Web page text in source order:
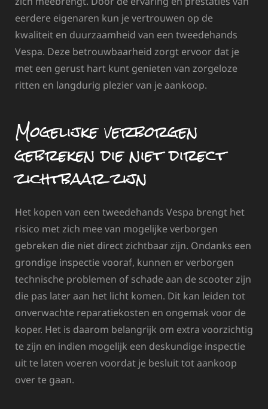
eerdere eigenaren kun je vertrouwen op de
kwaliteit en duurzaamheid van een tweedehands
Vespa. Deze betrouwbaarheid zorgt ervoor dat je
met een gerust hart kunt genieten van zorgeloze
ritten en langdurig plezier van je aankoop.
Mogelijke verborgen
gebreken die niet direct
zichtbaar zijn
Het kopen van een tweedehands Vespa brengt het
risico met zich mee van mogelijke verborgen
gebreken die niet direct zichtbaar zijn. Ondanks een
grondige inspectie vooraf, kunnen er verborgen
technische problemen of schade aan de scooter zijn
die pas later aan het licht komen. Dit kan leiden tot
onverwachte reparatiekosten en ongemak voor de
koper. Het is daarom belangrijk om extra voorzichtig
te zijn en indien mogelijk een deskundige inspectie
uit te laten voeren voordat je besluit tot aankoop
over te gaan.